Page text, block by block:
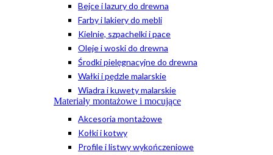
Bejce i lazury do drewna
Farby i lakiery do mebli
Kielnie, szpachelki i pace
Oleje i woski do drewna
Środki pielęgnacyjne do drewna
Wałki i pędzle malarskie
Wiadra i kuwety malarskie
Materiały montażowe i mocujące
Akcesoria montażowe
Kołki i kotwy
Profile i listwy wykończeniowe